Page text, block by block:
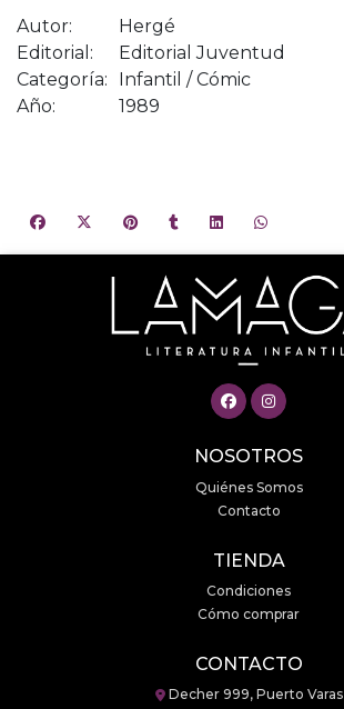
Autor:
Hergé
Editorial:
Editorial Juventud
Categoría:
Infantil / Cómic
Año:
1989
NOSOTROS
Quiénes Somos
Contacto
TIENDA
Condiciones
Cómo comprar
CONTACTO
Decher 999, Puerto Varas